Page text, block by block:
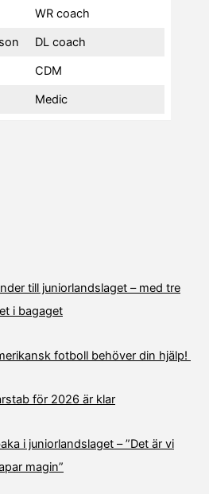
WR coach
DL coach
CDM
Medic
till juniorlandslaget – med tre
i bagaget
fotboll behöver din hjälp!
för 2026 är klar
i juniorlandslaget – ”Det är vi
magin”